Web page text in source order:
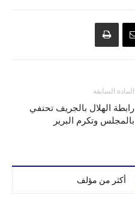
المادة السابقة
رابطة الهلال بالجريف تحتفي
بالمجلس وتكرم البرير
أكثر من مؤلف